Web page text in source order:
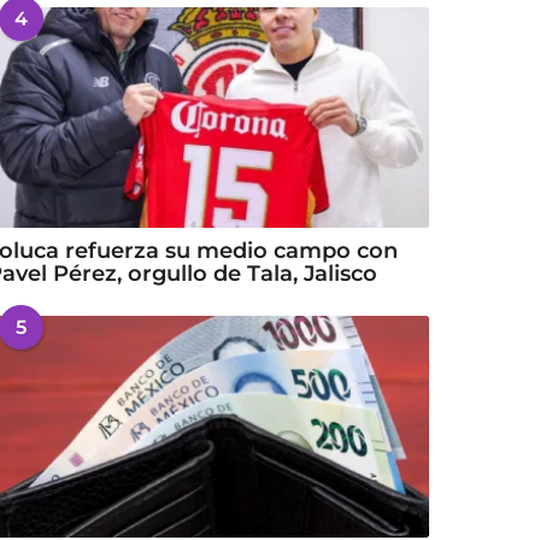
4
refuerza su medio campo con
Pérez, orgullo de Tala, Jalisco
5